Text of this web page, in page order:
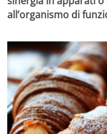
all’organismo di